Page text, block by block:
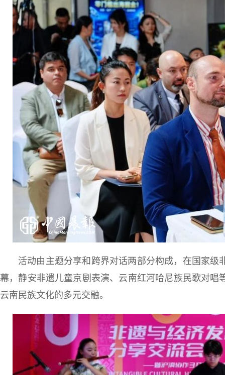
活动由主题分享和跨界对话两部分构成，在国家
幕，静安非遗儿童京剧表演、云南红河哈尼族民歌对
云南民族文化的多元交融。